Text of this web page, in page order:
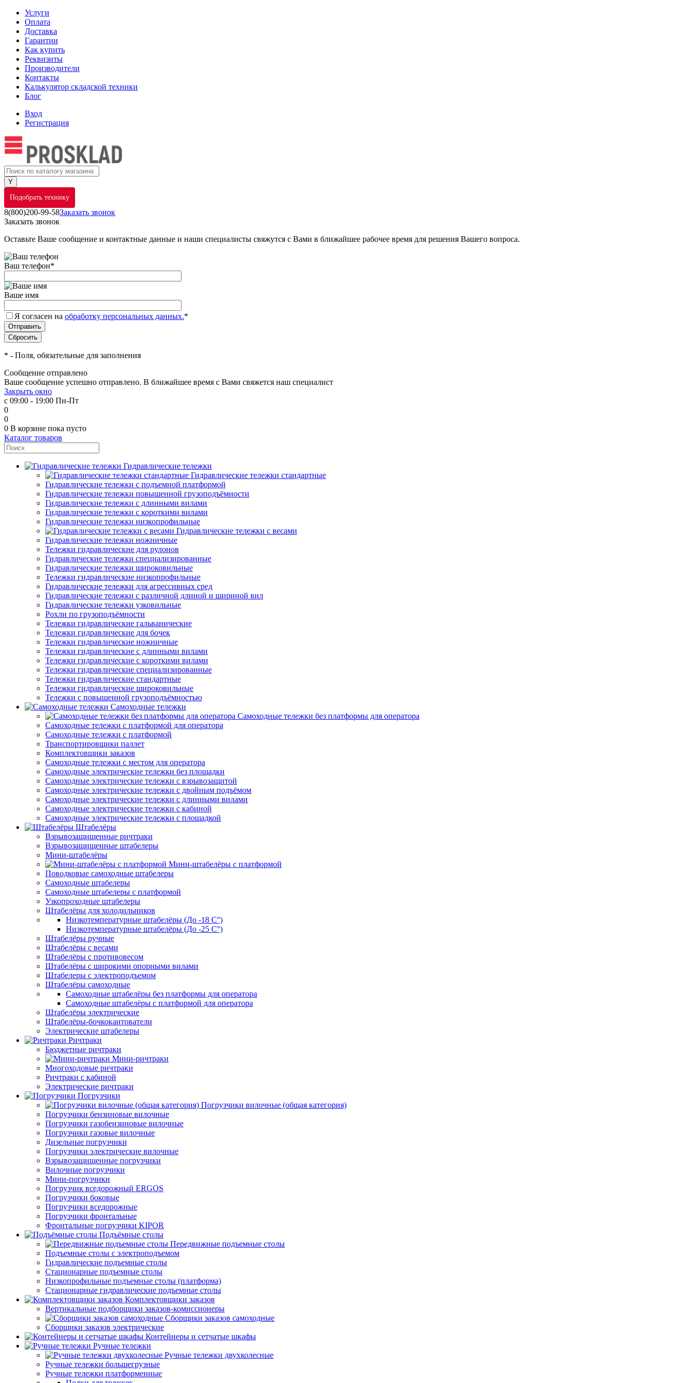
Услуги
Оплата
Доставка
Гарантии
Как купить
Реквизиты
Производители
Контакты
Калькулятор складской техники
Блог
Вход
Регистрация
Подобрать технику
8(800)200-99-58Заказать звонок
Заказать звонок
Оставьте Ваше сообщение и контактные данные и наши специалисты свяжутся с Вами в ближайшее рабочее время для решения Вашего вопроса.
Ваш телефон*
Ваше имя
Я согласен на обработку персональных данных.*
* - Поля, обязательные для заполнения
Сообщение отправлено
Ваше сообщение успешно отправлено. В ближайшее время с Вами свяжется наш специалист
Закрыть окно
с 09:00 - 19:00 Пн-Пт
0
0
0 В корзине пока пусто
Каталог товаров
Гидравлические тележки
Гидравлические тележки стандартные
Гидравлические тележки с подъемной платформой
Гидравлические тележки повышенной грузоподъёмности
Гидравлические тележки с длинными вилами
Гидравлические тележки с короткими вилами
Гидравлические тележки низкопрофильные
Гидравлические тележки с весами
Гидравлические тележки ножничные
Тележки гидравлические для рулонов
Гидравлические тележки специализированные
Гидравлические тележки широковильные
Тележки гидравлические низкопрофильные
Гидравлические тележки для агрессивных сред
Гидравлические тележки с различной длиной и шириной вил
Гидравлические тележки узковильные
Рохли по грузоподъёмности
Тележки гидравлические гальванические
Тележки гидравлические для бочек
Тележки гидравлические ножничные
Тележки гидравлические с длинными вилами
Тележки гидравлические с короткими вилами
Тележки гидравлические специализированные
Тележки гидравлические стандартные
Тележки гидравлические широковильные
Тележки с повышенной грузоподъёмностью
Самоходные тележки
Самоходные тележки без платформы для оператора
Самоходные тележки с платформой для оператора
Самоходные тележки с платформой
Транспортировщики паллет
Комплектовщики заказов
Самоходные тележки с местом для оператора
Самоходные электрические тележки без площадки
Самоходные электрические тележки с взрывозащитой
Самоходные электрические тележки с двойным подъёмом
Самоходные электрические тележки с длинными вилами
Самоходные электрические тележки с кабиной
Самоходные электрические тележки с площадкой
Штабелёры
Взрывозащищенные ричтраки
Взрывозащищенные штабелеры
Мини-штабелёры
Мини-штабелёры с платформой
Поводковые самоходные штабелеры
Самоходные штабелеры
Самоходные штабелеры с платформой
Узкопроходные штабелеры
Штабелёры для холодильников
Низкотемпературные штабелёры (До -18 C°)
Низкотемпературные штабелёры (До -25 C°)
Штабелёры ручные
Штабелёры с весами
Штабелёры с противовесом
Штабелёры с широкими опорными вилами
Штабелеры с электроподъемом
Штабелёры самоходные
Самоходные штабелёры без платформы для оператора
Самоходные штабелёры с платформой для оператора
Штабелёры электрические
Штабелёры-бочкокантователи
Электрические штабелеры
Ричтраки
Бюджетные ричтраки
Мини-ричтраки
Многоходовые ричтраки
Ричтраки с кабиной
Электрические ричтраки
Погрузчики
Погрузчики вилочные (общая категория)
Погрузчики бензиновые вилочные
Погрузчики газобензиновые вилочные
Погрузчики газовые вилочные
Дизельные погрузчики
Погрузчики электрические вилочные
Взрывозащищенные погрузчики
Вилочные погрузчики
Мини-погрузчики
Погрузчик вседорожный ERGOS
Погрузчики боковые
Погрузчики вседорожные
Погрузчики фронтальные
Фронтальные погрузчики KIPOR
Подъёмные столы
Передвижные подъемные столы
Подъемные столы с электроподъемом
Гидравлические подъемные столы
Стационарные подъемные столы
Низкопрофильные подъемные столы (платформа)
Стационарные гидравлические подъемные столы
Комплектовщики заказов
Вертикальные подборщики заказов-комиссионеры
Сборщики заказов самоходные
Сборщики заказов электрические
Контейнеры и сетчатые шкафы
Ручные тележки
Ручные тележки двухколесные
Ручные тележки большегрузные
Ручные тележки платформенные